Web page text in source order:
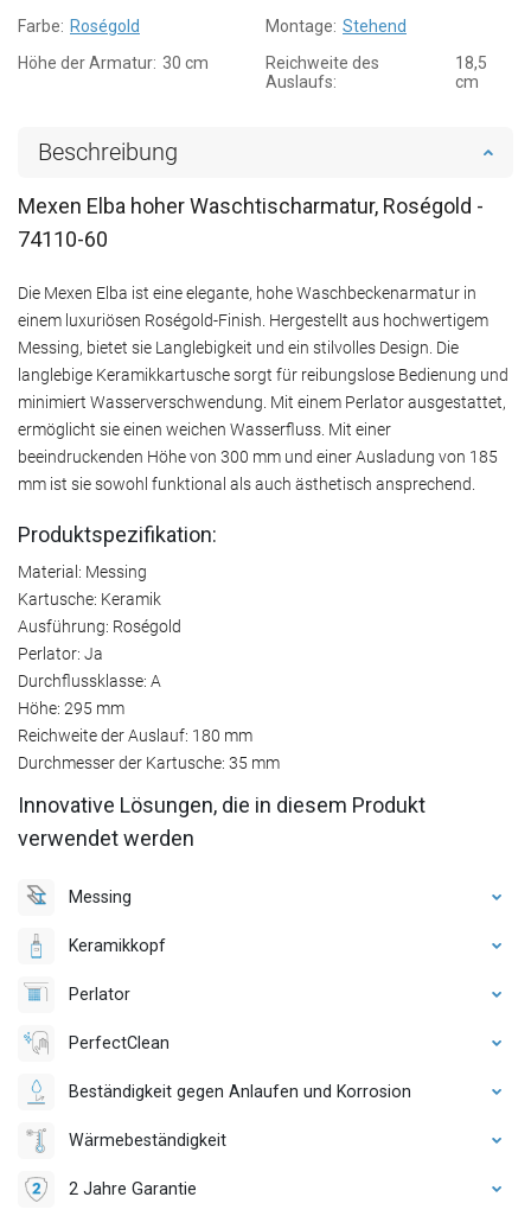
Farbe: Roségold Montage: Stehend
Höhe der Armatur: 30 cm
Reichweite des
Auslaufs:
18,5
cm
Beschreibung
Mexen Elba hoher Waschtischarmatur, Roségold -
74110-60
Die Mexen Elba ist eine elegante, hohe Waschbeckenarmatur in
einem luxuriösen Roségold-Finish. Hergestellt aus hochwertigem
Messing, bietet sie Langlebigkeit und ein stilvolles Design. Die
langlebige Keramikkartusche sorgt für reibungslose Bedienung und
minimiert Wasserverschwendung. Mit einem Perlator ausgestattet,
ermöglicht sie einen weichen Wasserfluss. Mit einer
beeindruckenden Höhe von 300 mm und einer Ausladung von 185
mm ist sie sowohl funktional als auch ästhetisch ansprechend.
Produktspezifikation:
Material: Messing
Kartusche: Keramik
Ausführung: Roségold
Perlator: Ja
Durchflussklasse: A
Höhe: 295 mm
Reichweite der Auslauf: 180 mm
Durchmesser der Kartusche: 35 mm
Innovative Lösungen, die in diesem Produkt
verwendet werden
Messing
Keramikkopf
Perlator
PerfectClean
Beständigkeit gegen Anlaufen und Korrosion
Wärmebeständigkeit
2 Jahre Garantie